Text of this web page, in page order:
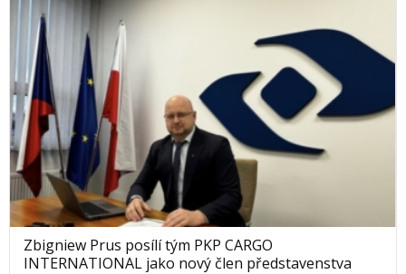
Zbigniew Prus posílí tým PKP CARGO
INTERNATIONAL jako nový člen představenstva